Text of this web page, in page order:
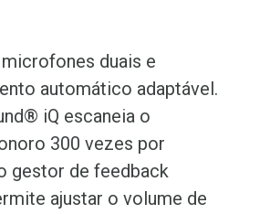
duais e
automático adaptável.
® iQ escaneia o
300 vezes por
gestor de feedback
ajustar o volume de